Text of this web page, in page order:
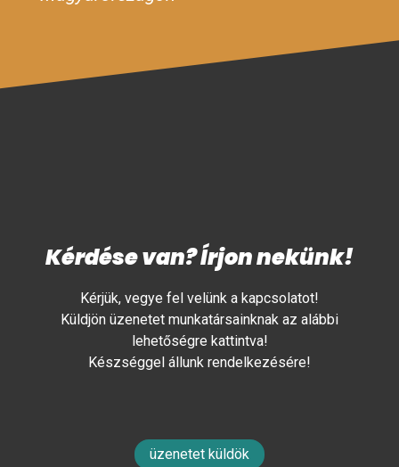
Kérdése van? Írjon nekünk!
Kérjük, vegye fel velünk a kapcsolatot!
Küldjön üzenetet munkatársainknak az alábbi
lehetőségre kattintva!
Készséggel állunk rendelkezésére!
üzenetet küldök